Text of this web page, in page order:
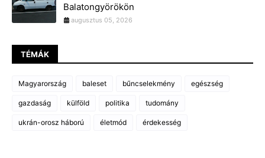
Balatongyörökön
augusztus 05, 2026
TÉMÁK
Magyarország baleset bűncselekmény egészség
gazdaság külföld politika tudomány
ukrán-orosz háború életmód érdekesség